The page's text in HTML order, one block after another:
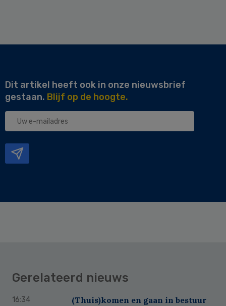
Dit artikel heeft ook in onze nieuwsbrief
gestaan. Blijf op de hoogte.
Uw
Gerelateerd nieuws
16:34
(Thuis)komen en gaan in bestuur